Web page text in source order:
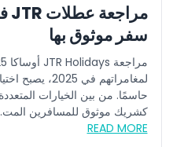
سفر موثوق بها
لمغامراتهم في
كشريك موثوق للمسافرين
READ MORE